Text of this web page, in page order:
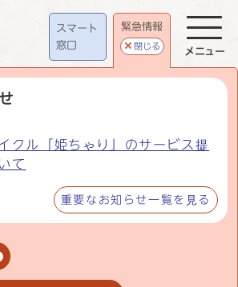
スマート
窓口
緊急情報
閉じる
クル「姫ちゃり」のサービス提
て
重要なお知らせ一覧を見る
メニュー